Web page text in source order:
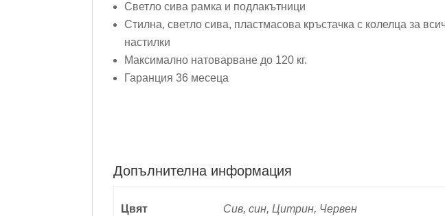
Светло сива рамка и подлакътници
Стилна, светло сива, пластмасова кръстачка с колелца за
настилки
Максимално натоварване до 120 кг.
Гаранция 36 месеца
Допълнителна информация
Цвят Сив, син, Цитрин, Червен